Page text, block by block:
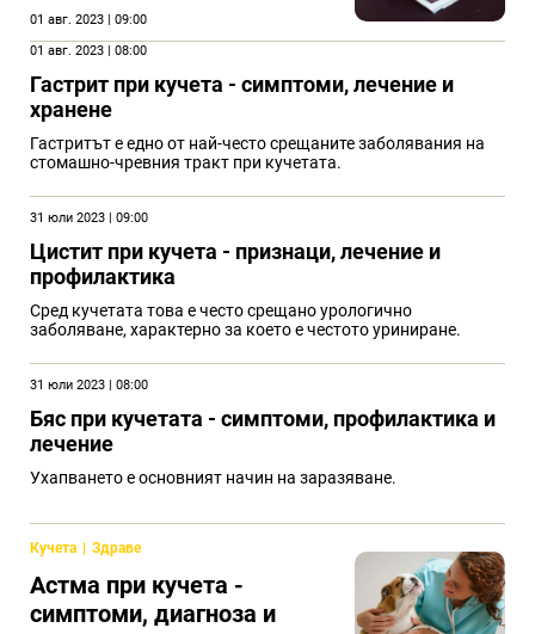
01 авг. 2023 | 09:00
01 авг. 2023 | 08:00
Гастрит при кучета - симптоми, лечение и
хранене
Гастритът е едно от най-често срещаните заболявания на
стомашно-чревния тракт при кучетата.
31 юли 2023 | 09:00
Цистит при кучета - признаци, лечение и
профилактика
Сред кучетата това е често срещано урологично
заболяване, характерно за което е честото уриниране.
31 юли 2023 | 08:00
Бяс при кучетата - симптоми, профилактика и
лечение
Ухапването е основният начин на заразяване.
Кучета Здраве
Астма при кучета -
симптоми, диагноза и